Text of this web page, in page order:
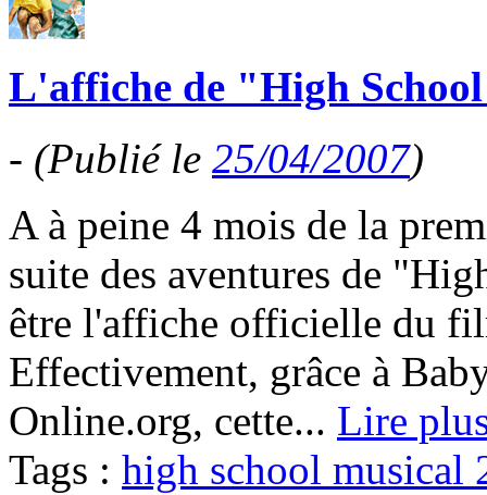
L'affiche de "High
- (Publié le 25/04/2007)
A à peine 4 mois de la
suite des aventures de
être l'affiche officielle du
Effectivement, grâce à
Online.org, cette... Lire
Tags : high school musical